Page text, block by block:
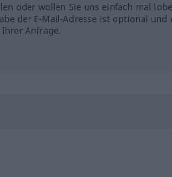
oder wollen Sie uns einfach mal
der E-Mail-Adresse ist optional und
Anfrage.